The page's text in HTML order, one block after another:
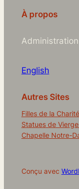
À propos
Administration
English
Autres Sites
Filles de la
Statues de
Chapelle Notre-
Conçu avec